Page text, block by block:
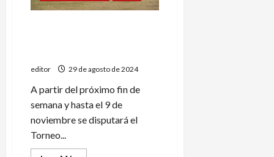
editor 29 de agosto de 2024
A partir del próximo fin de
semana y hasta el 9 de
noviembre se disputará el
Torneo...